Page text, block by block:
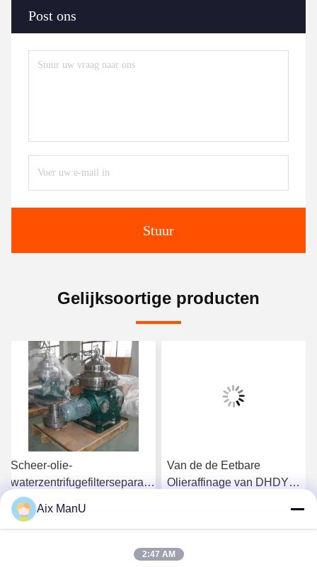
Post ons
Stuur
Gelijksoortige producten
Scheer-olie-
waterzentrifugefilterseparator
ISO
Ga Nu Praten.
Van de de Eetbare
Olieraffinage van DHDYS
Verticale de Olieseparator
Ga Nu Praten.
Aix ManU
2:47 AM